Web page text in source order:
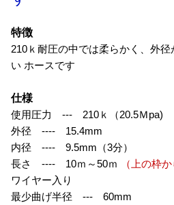
特徴
210ｋ耐圧の中では柔らかく、外
い ホースです
仕様
使用圧力 --- 210ｋ（20.5Ｍpa)
外径 ---- 15.4mm
内径 ---- 9.5mm（3分）
長さ ---- 10ｍ～50ｍ
（上の枠
ワイヤー入り
最少曲げ半径 --- 60mm